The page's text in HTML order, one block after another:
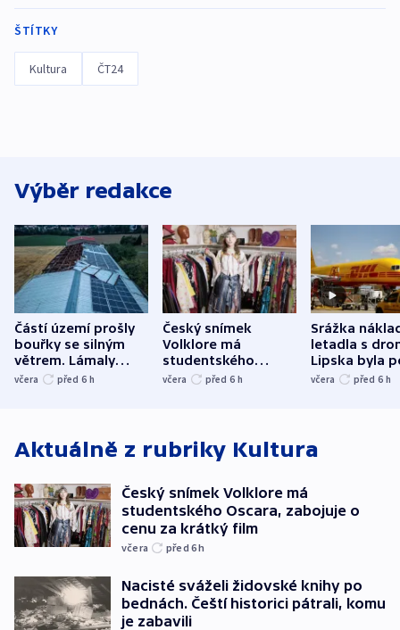
ŠTÍTKY
Kultura ČT24
Výběr redakce
Částí území prošly
bouřky se silným
větrem. Lámaly
stromy a poničily
včera před 6 h
Český snímek
Volklore má
studentského
Oscara, zabojuje o
včera před 6 h
Srážka
letadla s
Lipska byla
německého
včera před 6 h
Aktuálně z rubriky Kultura
Český snímek Volklore má
studentského Oscara, zabojuje o
cenu za krátký film
včera před 6h
Nacisté sváželi židovské knihy po
bednách. Čeští historici pátrali, komu
je zabavili